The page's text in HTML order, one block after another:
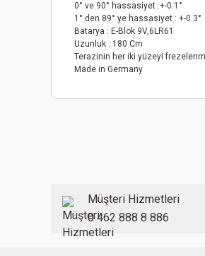
0° ve 90° hassasiyet :+-0.1°
1° den 89° ye hassasiyet : +-0.3°
Batarya : E-Blok 9V,6LR61
Uzunluk : 180 Cm
Terazinin her iki yüzeyi
Made in Germany
Ürün bilgilerinde hatalar
Ürün fiyatı diğer sitelerden
Bu ürüne benzer farklı
Müşteri Hizmetleri
0 462 888 8 886